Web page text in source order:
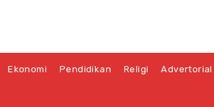
Ekonomi Pendidikan Religi Advertorial